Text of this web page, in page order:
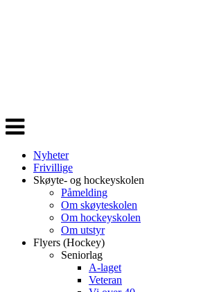
Veksle
navigasjon
Nyheter
Frivillige
Skøyte- og hockeyskolen
Påmelding
Om skøyteskolen
Om hockeyskolen
Om utstyr
Flyers (Hockey)
Seniorlag
A-laget
Veteran